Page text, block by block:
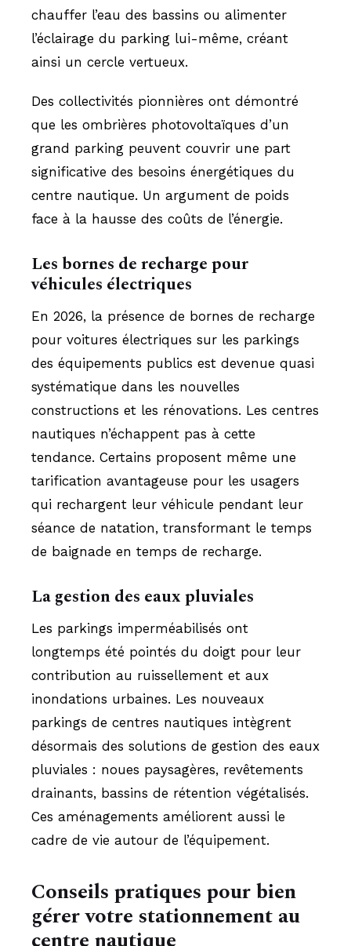
chauffer l’eau des bassins ou alimenter
l’éclairage du parking lui-même, créant
ainsi un cercle vertueux.
Des collectivités pionnières ont démontré
que les ombrières photovoltaïques d’un
grand parking peuvent couvrir une part
significative des besoins énergétiques du
centre nautique. Un argument de poids
face à la hausse des coûts de l’énergie.
Les bornes de recharge pour
véhicules électriques
En 2026, la présence de bornes de recharge
pour voitures électriques sur les parkings
des équipements publics est devenue quasi
systématique dans les nouvelles
constructions et les rénovations. Les centres
nautiques n’échappent pas à cette
tendance. Certains proposent même une
tarification avantageuse pour les usagers
qui rechargent leur véhicule pendant leur
séance de natation, transformant le temps
de baignade en temps de recharge.
La gestion des eaux pluviales
Les parkings imperméabilisés ont
longtemps été pointés du doigt pour leur
contribution au ruissellement et aux
inondations urbaines. Les nouveaux
parkings de centres nautiques intègrent
désormais des solutions de gestion des eaux
pluviales : noues paysagères, revêtements
drainants, bassins de rétention végétalisés.
Ces aménagements améliorent aussi le
cadre de vie autour de l’équipement.
Conseils pratiques pour bien
gérer votre stationnement au